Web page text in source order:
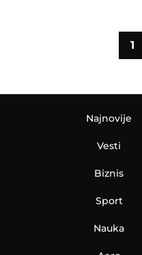
1
Najnovije
Vesti
Biznis
Sport
Nauka